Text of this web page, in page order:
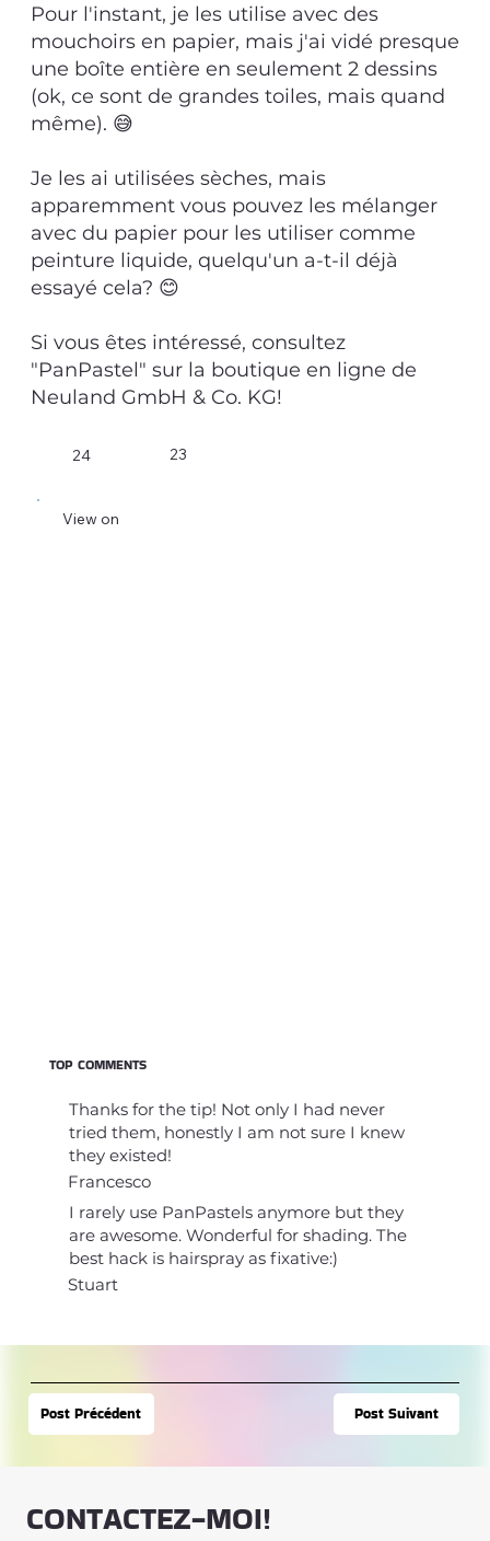
Post Précédent Post Suivant
Pour l'instant, je les utilise avec des
mouchoirs en papier, mais j'ai vidé presque
une boîte entière en seulement 2 dessins
(ok, ce sont de grandes toiles, mais quand
même). 😅
Je les ai utilisées sèches, mais
apparemment vous pouvez les mélanger
avec du papier pour les utiliser comme
peinture liquide, quelqu'un a-t-il déjà
essayé cela? 😊
Si vous êtes intéressé, consultez
"PanPastel" sur la boutique en ligne de
Neuland GmbH & Co. KG!
24 23
View on
TOP COMMENTS
Thanks for the tip! Not only I had never
tried them, honestly I am not sure I knew
they existed!
Francesco
I rarely use PanPastels anymore but they
are awesome. Wonderful for shading. The
best hack is hairspray as fixative:)
Stuart
CONTACTEZ-MOI!